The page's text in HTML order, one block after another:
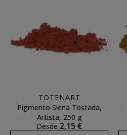
TOTENART
Pigmento Siena Tostada,
Artista, 250 g
Desde 2,15 €